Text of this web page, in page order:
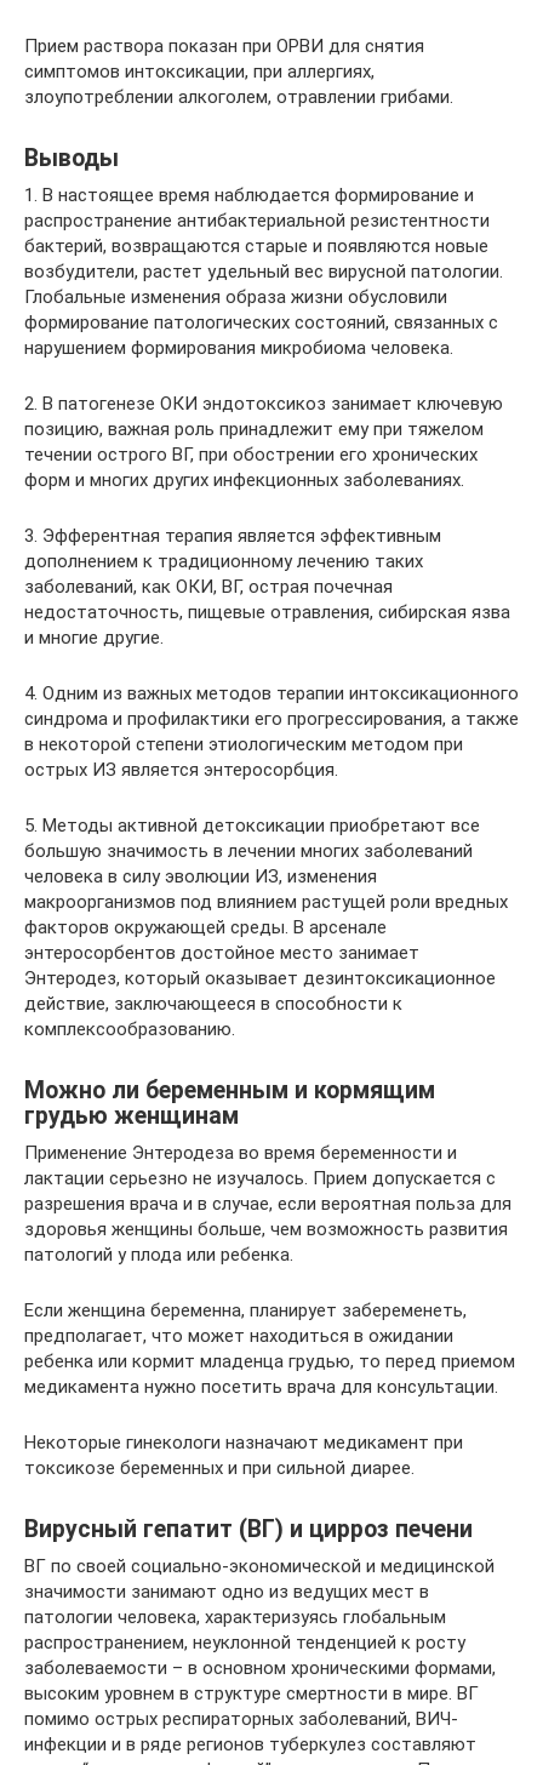
Прием раствора показан при ОРВИ для снятия
симптомов интоксикации, при аллергиях,
злоупотреблении алкоголем, отравлении грибами.
Выводы
1. В настоящее время наблюдается формирование и
распространение антибактериальной резистентности
бактерий, возвращаются старые и появляются новые
возбудители, растет удельный вес вирусной патологии.
Глобальные изменения образа жизни обусловили
формирование патологических состояний, связанных с
нарушением формирования микробиома человека.
2. В патогенезе ОКИ эндотоксикоз занимает ключевую
позицию, важная роль принадлежит ему при тяжелом
течении острого ВГ, при обострении его хронических
форм и многих других инфекционных заболеваниях.
3. Эфферентная терапия является эффективным
дополнением к традиционному лечению таких
заболеваний, как ОКИ, ВГ, острая почечная
недостаточность, пищевые отравления, сибирская язва
и многие другие.
4. Одним из важных методов терапии интоксикационного
синдрома и профилактики его прогрессирования, а также
в некоторой степени этиологическим методом при
острых ИЗ является энтеросорбция.
5. Методы активной детоксикации приобретают все
большую значимость в лечении многих заболеваний
человека в силу эволюции ИЗ, изменения
макроорганизмов под влиянием растущей роли вредных
факторов окружающей среды. В арсенале
энтеросорбентов достойное место занимает
Энтеродез, который оказывает дезинтоксикационное
действие, заключающееся в способности к
комплексообразованию.
Можно ли беременным и кормящим
грудью женщинам
Применение Энтеродеза во время беременности и
лактации серьезно не изучалось. Прием допускается с
разрешения врача и в случае, если вероятная польза для
здоровья женщины больше, чем возможность развития
патологий у плода или ребенка.
Если женщина беременна, планирует забеременеть,
предполагает, что может находиться в ожидании
ребенка или кормит младенца грудью, то перед приемом
медикамента нужно посетить врача для консультации.
Некоторые гинекологи назначают медикамент при
токсикозе беременных и при сильной диарее.
Вирусный гепатит (ВГ) и цирроз печени
ВГ по своей социально-экономической и медицинской
значимости занимают одно из ведущих мест в
патологии человека, характеризуясь глобальным
распространением, неуклонной тенденцией к росту
заболеваемости – в основном хроническими формами,
высоким уровнем в структуре смертности в мире. ВГ
помимо острых респираторных заболеваний, ВИЧ-
инфекции и в ряде регионов туберкулез составляют